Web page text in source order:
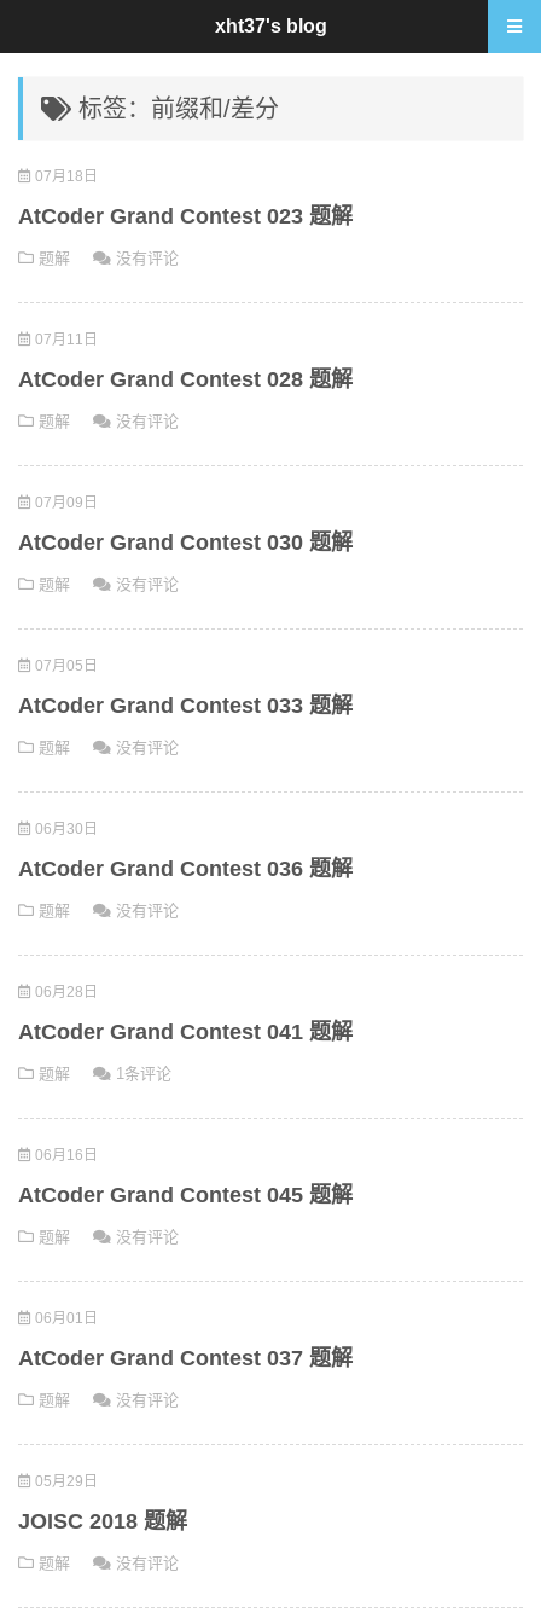
标签：前缀和/差分
07月18日
AtCoder Grand Contest 023 题解
题解 没有评论
07月11日
AtCoder Grand Contest 028 题解
题解 没有评论
07月09日
AtCoder Grand Contest 030 题解
题解 没有评论
07月05日
AtCoder Grand Contest 033 题解
题解 没有评论
06月30日
AtCoder Grand Contest 036 题解
题解 没有评论
06月28日
AtCoder Grand Contest 041 题解
题解 1条评论
06月16日
AtCoder Grand Contest 045 题解
题解 没有评论
06月01日
AtCoder Grand Contest 037 题解
题解 没有评论
05月29日
JOISC 2018 题解
题解 没有评论
xht37's blog